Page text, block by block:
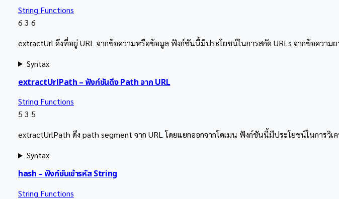
String Functions
6 3 6
extractUrl ดึงที่อยู่ URL จากข้อความหรือข้อมูล ฟังก์ชันนี้มีประโยชน์ในการสกัด URLs จากข้อความ
Syntax
extractUrlPath – ฟังก์ชันดึง Path จาก URL
String Functions
5 3 5
extractUrlPath ดึง path segment จาก URL โดยแยกออกจากโดเมน ฟังก์ชันนี้มีประโยชน์ในการวิเ
Syntax
hash – ฟังก์ชันเข้ารหัส String
String Functions